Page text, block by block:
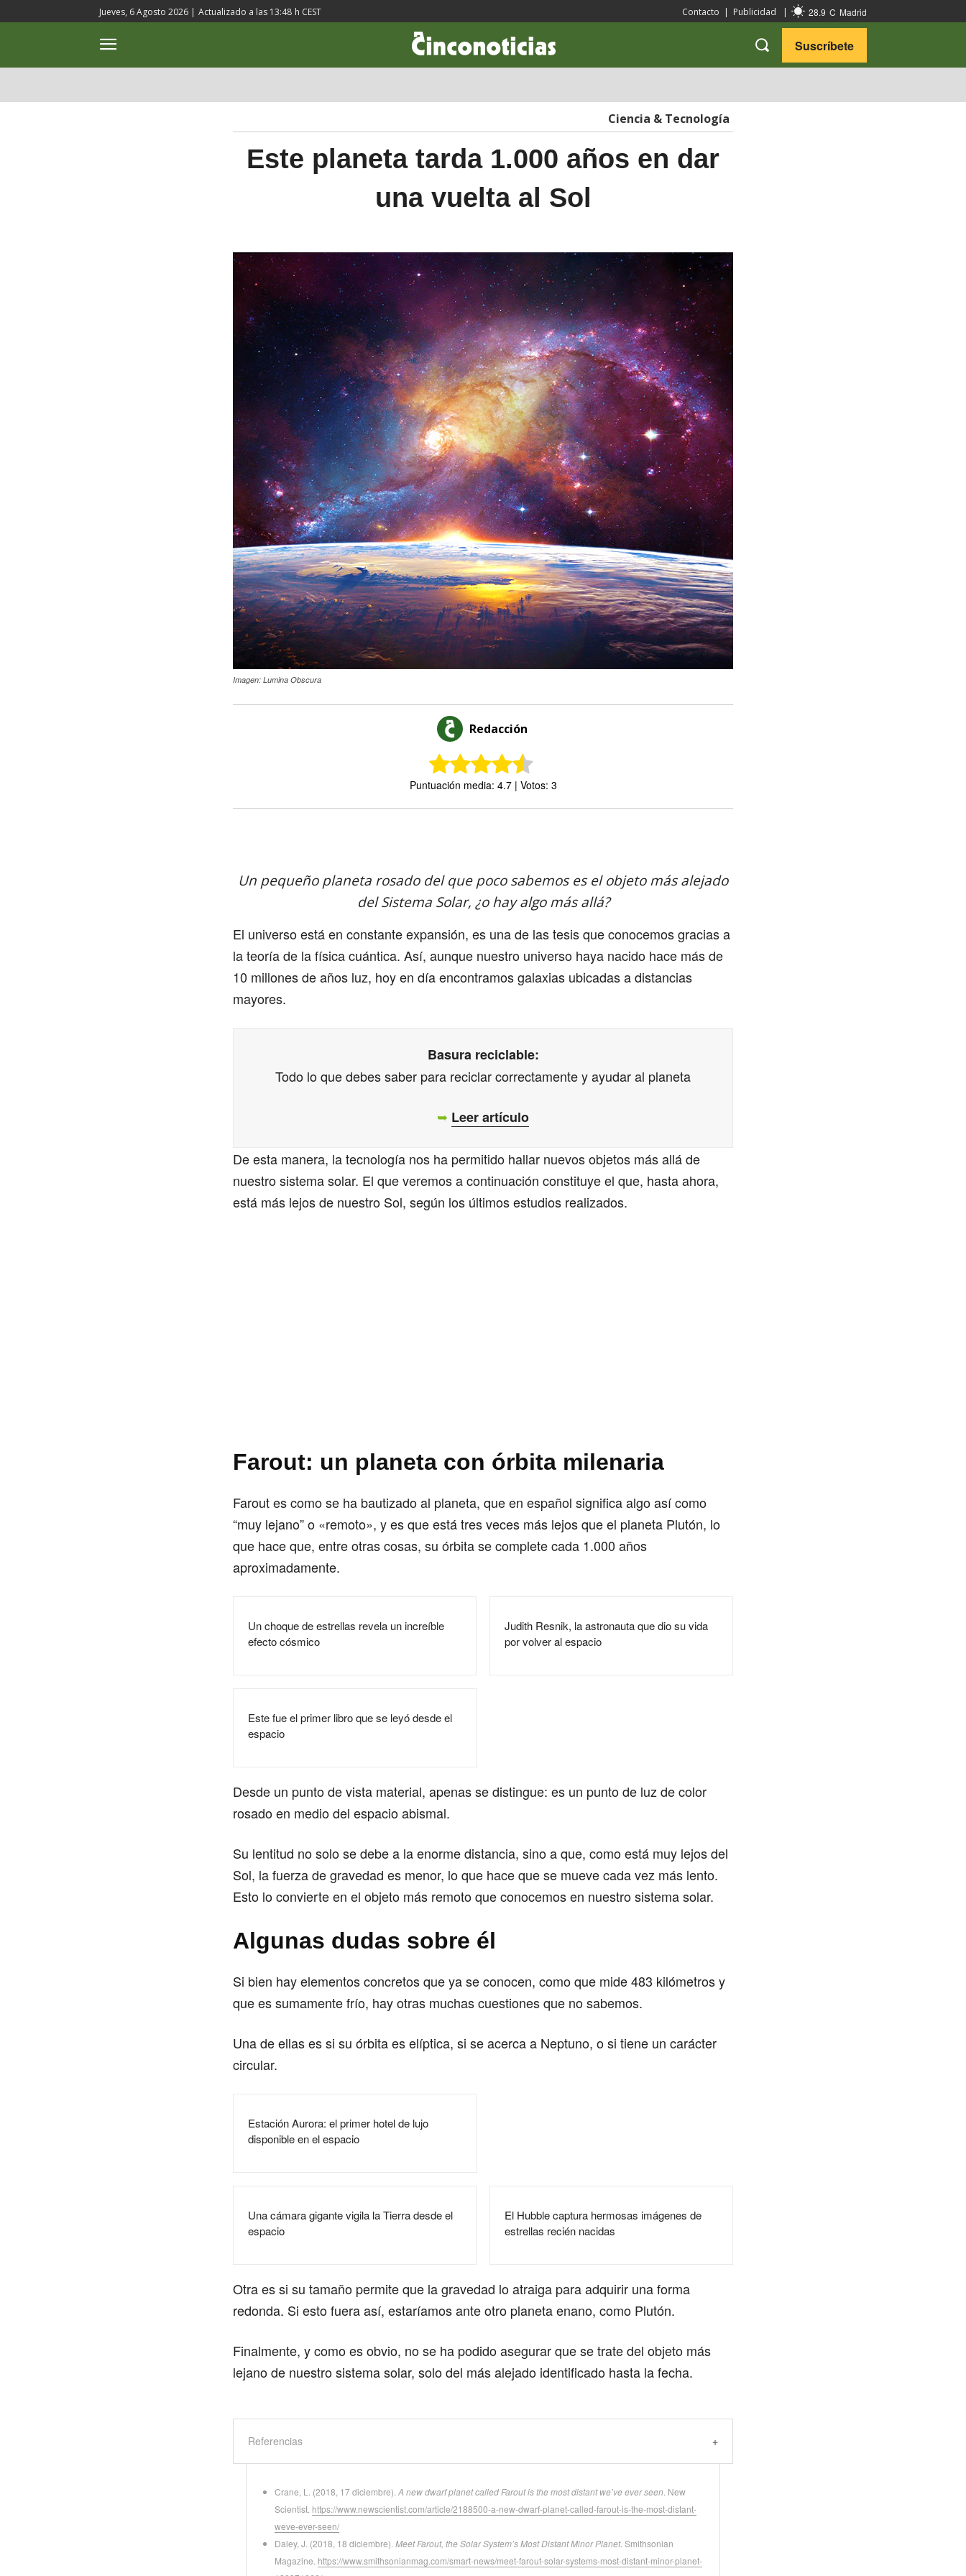
Jueves, 6 Agosto 2026 | Actualizado a las 13:48 h CEST Contacto | Publicidad | 28.9 C Madrid
Suscríbete
Ciencia & Tecnología
Este planeta tarda 1.000 años en dar
una vuelta al Sol
Imagen: Lumina Obscura
Redacción
Puntuación media: 4.7 | Votos: 3
Un pequeño planeta rosado del que poco sabemos es el objeto más alejado
del Sistema Solar, ¿o hay algo más allá?
El universo está en constante expansión, es una de las tesis que conocemos gracias a
la teoría de la física cuántica. Así, aunque nuestro universo haya nacido hace más de
10 millones de años luz, hoy en día encontramos galaxias ubicadas a distancias
mayores.
Basura reciclable:
Todo lo que debes saber para reciclar correctamente y ayudar al planeta
➥ Leer artículo
De esta manera, la tecnología nos ha permitido hallar nuevos objetos más allá de
nuestro sistema solar. El que veremos a continuación constituye el que, hasta ahora,
está más lejos de nuestro Sol, según los últimos estudios realizados.
Farout: un planeta con órbita milenaria
Farout es como se ha bautizado al planeta, que en español significa algo así como
“muy lejano” o «remoto», y es que está tres veces más lejos que el planeta Plutón, lo
que hace que, entre otras cosas, su órbita se complete cada 1.000 años
aproximadamente.
Un choque de estrellas revela un increíble
efecto cósmico
Judith Resnik, la astronauta que dio su vida
por volver al espacio
Este fue el primer libro que se leyó desde el
espacio
Desde un punto de vista material, apenas se distingue: es un punto de luz de color
rosado en medio del espacio abismal.
Su lentitud no solo se debe a la enorme distancia, sino a que, como está muy lejos del
Sol, la fuerza de gravedad es menor, lo que hace que se mueve cada vez más lento.
Esto lo convierte en el objeto más remoto que conocemos en nuestro sistema solar.
Algunas dudas sobre él
Si bien hay elementos concretos que ya se conocen, como que mide 483 kilómetros y
que es sumamente frío, hay otras muchas cuestiones que no sabemos.
Una de ellas es si su órbita es elíptica, si se acerca a Neptuno, o si tiene un carácter
circular.
Estación Aurora: el primer hotel de lujo
disponible en el espacio
Una cámara gigante vigila la Tierra desde el
espacio
El Hubble captura hermosas imágenes de
estrellas recién nacidas
Otra es si su tamaño permite que la gravedad lo atraiga para adquirir una forma
redonda. Si esto fuera así, estaríamos ante otro planeta enano, como Plutón.
Finalmente, y como es obvio, no se ha podido asegurar que se trate del objeto más
lejano de nuestro sistema solar, solo del más alejado identificado hasta la fecha.
Referencias
Crane, L. (2018, 17 diciembre). A new dwarf planet called Farout is the most distant we’ve ever seen . New
Scientist. https://www.newscientist.com/article/2188500-a-new-dwarf-planet-called-farout-is-the-most-distant-
weve-ever-seen/
Daley, J. (2018, 18 diciembre). Meet Farout, the Solar System’s Most Distant Minor Planet. Smithsonian
Magazine. https://www.smithsonianmag.com/smart-news/meet-farout-solar-systems-most-distant-minor-planet-